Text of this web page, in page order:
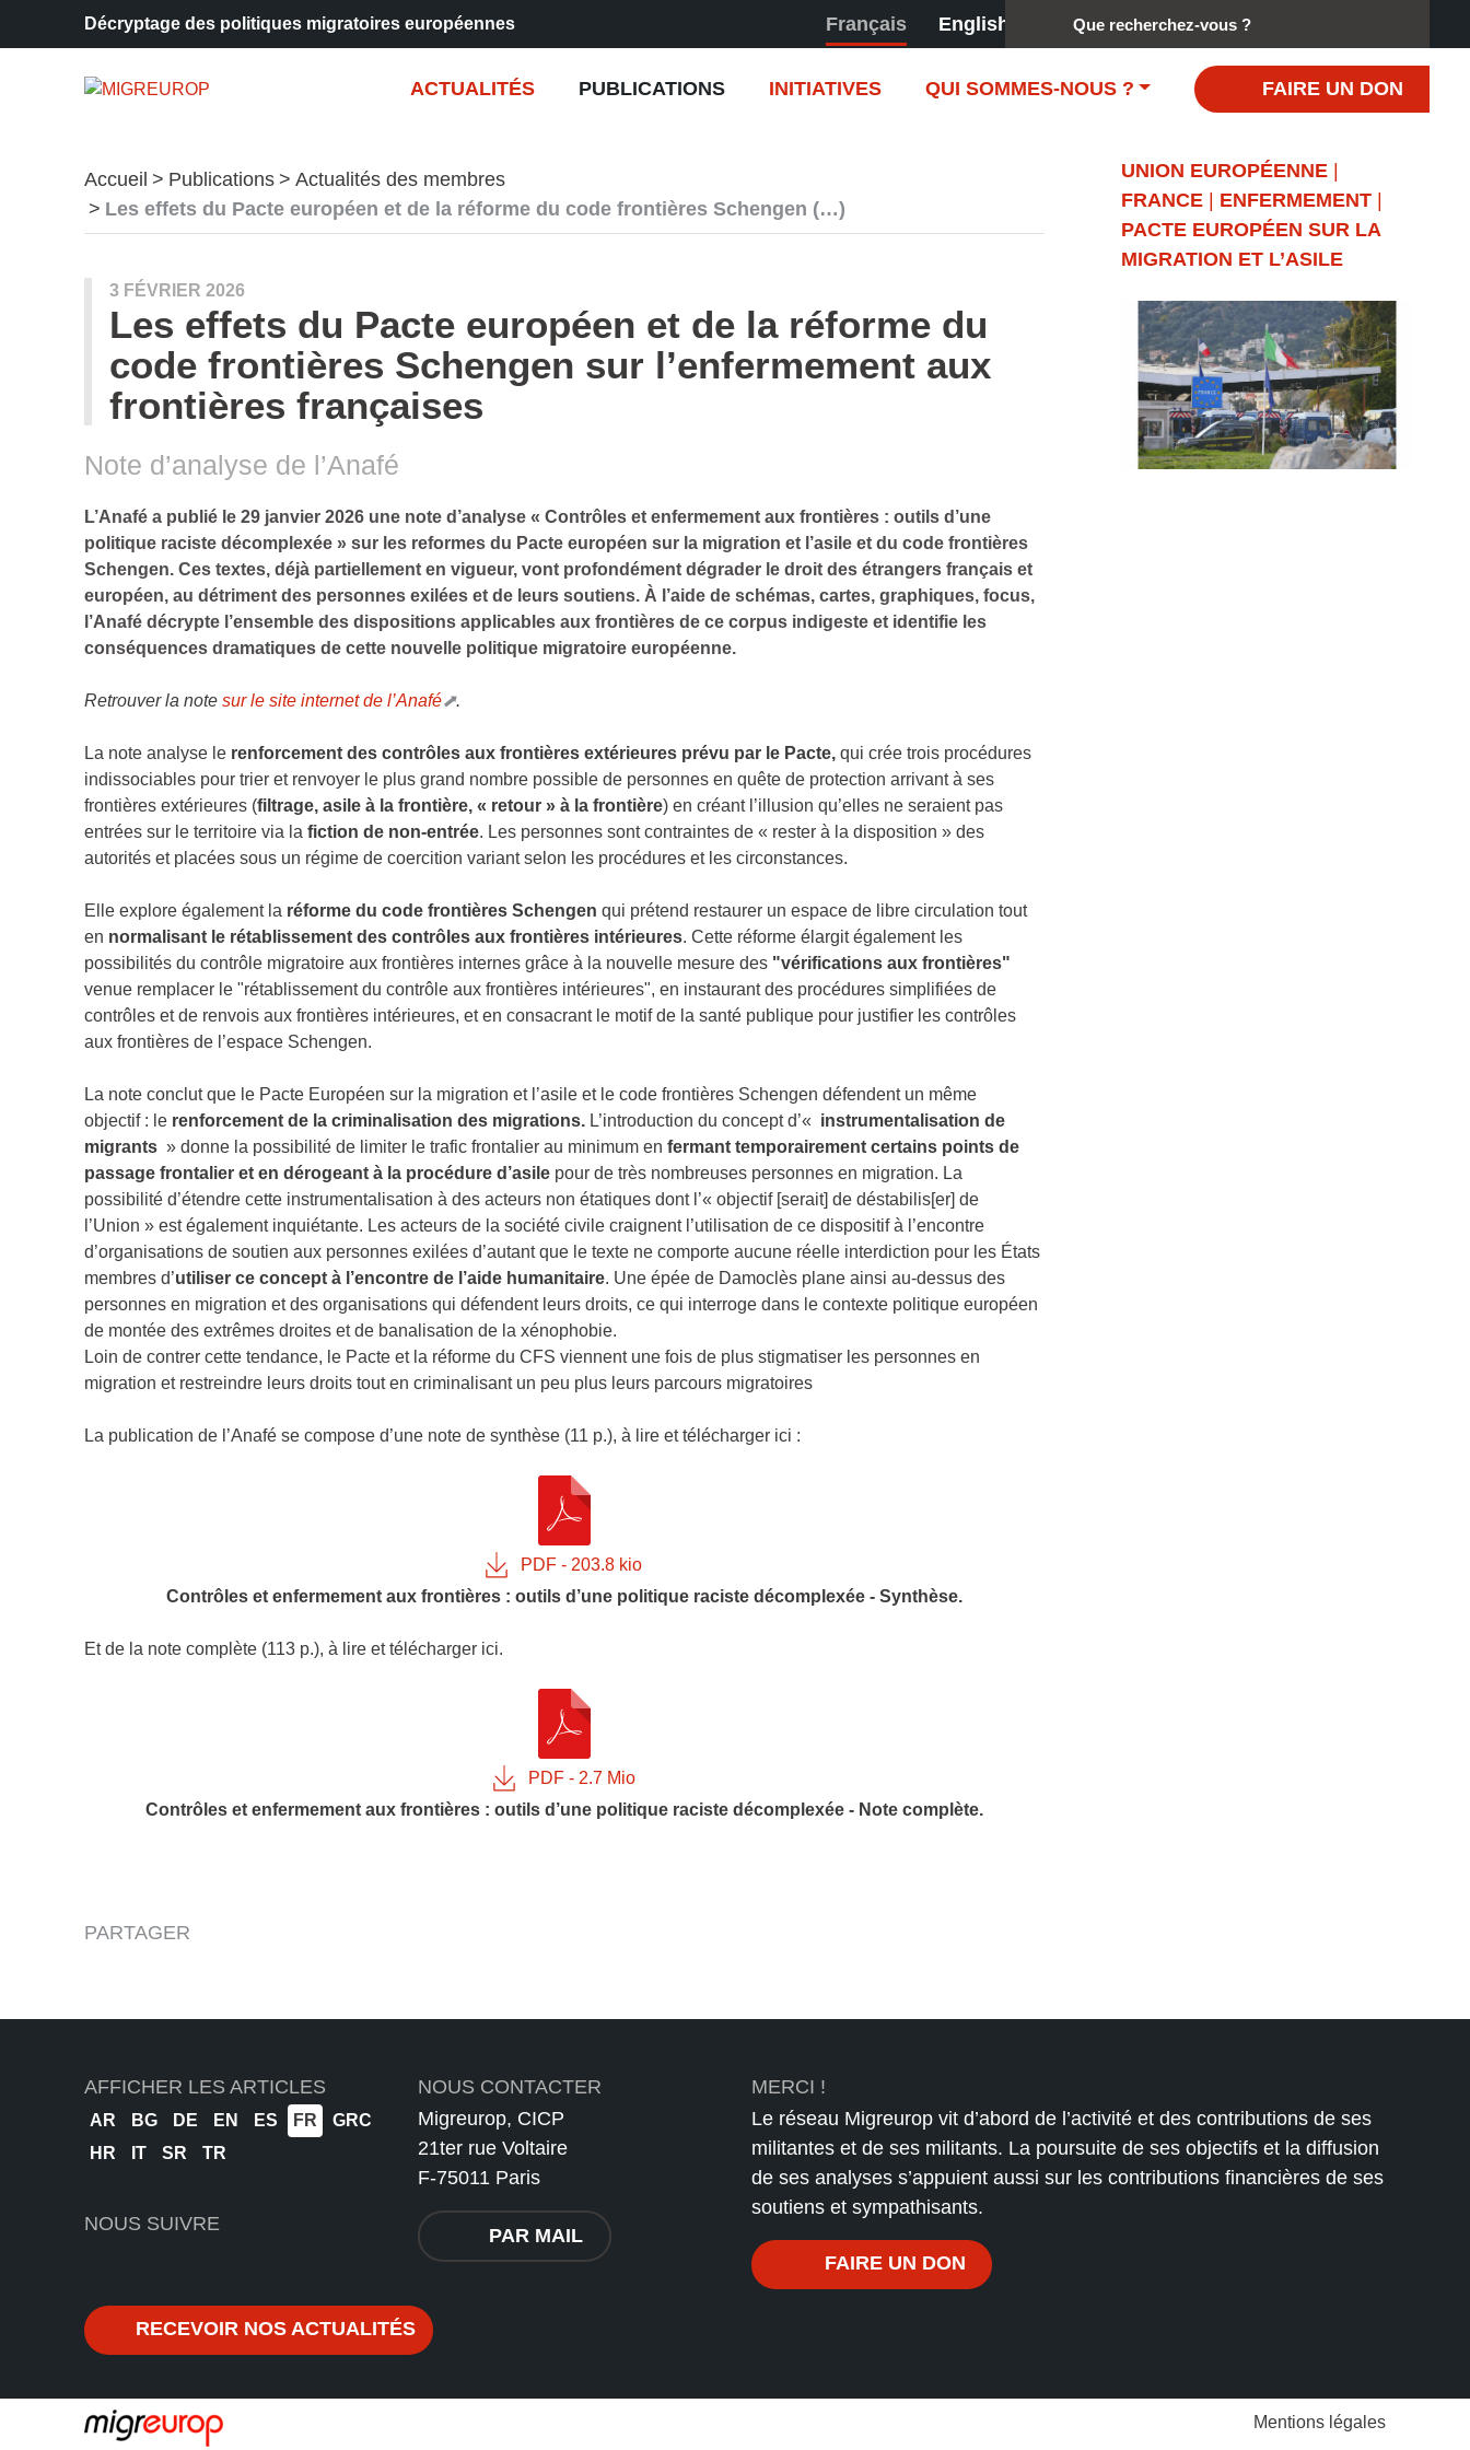
Français English
Décryptage des politiques migratoires européennes
ACTUALITÉS PUBLICATIONS INITIATIVES QUI SOMMES-NOUS ? FAIRE UN DON
Rechercher :
Accueil Publications
Actualités des membres
Les effets du Pacte européen et de la réforme du code frontières Schengen (…)
3 FÉVRIER 2026
Les effets du Pacte européen et de la réforme du
code frontières Schengen sur l’enfermement aux
frontières françaises
Note d’analyse de l’Anafé
L’Anafé a publié le 29 janvier 2026 une note d’analyse « Contrôles et enfermement aux frontières : outils d’une
politique raciste décomplexée » sur les reformes du Pacte européen sur la migration et l’asile et du code frontières
Schengen. Ces textes, déjà partiellement en vigueur, vont profondément dégrader le droit des étrangers français et
européen, au détriment des personnes exilées et de leurs soutiens. À l’aide de schémas, cartes, graphiques, focus,
l’Anafé décrypte l’ensemble des dispositions applicables aux frontières de ce corpus indigeste et identifie les
conséquences dramatiques de cette nouvelle politique migratoire européenne.
Retrouver la note sur le site internet de l’Anafé .
La note analyse le renforcement des contrôles aux frontières extérieures prévu par le Pacte, qui crée trois procédures
indissociables pour trier et renvoyer le plus grand nombre possible de personnes en quête de protection arrivant à ses
frontières extérieures (filtrage, asile à la frontière, « retour » à la frontière) en créant l’illusion qu’elles ne seraient pas
entrées sur le territoire via la fiction de non-entrée. Les personnes sont contraintes de « rester à la disposition » des
autorités et placées sous un régime de coercition variant selon les procédures et les circonstances.
Elle explore également la réforme du code frontières Schengen qui prétend restaurer un espace de libre circulation tout
en normalisant le rétablissement des contrôles aux frontières intérieures. Cette réforme élargit également les
possibilités du contrôle migratoire aux frontières internes grâce à la nouvelle mesure des "vérifications aux frontières"
venue remplacer le "rétablissement du contrôle aux frontières intérieures", en instaurant des procédures simplifiées de
contrôles et de renvois aux frontières intérieures, et en consacrant le motif de la santé publique pour justifier les contrôles
aux frontières de l’espace Schengen.
La note conclut que le Pacte Européen sur la migration et l’asile et le code frontières Schengen défendent un même
objectif : le renforcement de la criminalisation des migrations. L’introduction du concept d’« instrumentalisation de
migrants » donne la possibilité de limiter le trafic frontalier au minimum en fermant temporairement certains points de
passage frontalier et en dérogeant à la procédure d’asile pour de très nombreuses personnes en migration. La
possibilité d’étendre cette instrumentalisation à des acteurs non étatiques dont l’« objectif [serait] de déstabilis[er] de
l’Union » est également inquiétante. Les acteurs de la société civile craignent l’utilisation de ce dispositif à l’encontre
d’organisations de soutien aux personnes exilées d’autant que le texte ne comporte aucune réelle interdiction pour les États
membres d’utiliser ce concept à l’encontre de l’aide humanitaire. Une épée de Damoclès plane ainsi au-dessus des
personnes en migration et des organisations qui défendent leurs droits, ce qui interroge dans le contexte politique européen
de montée des extrêmes droites et de banalisation de la xénophobie.
Loin de contrer cette tendance, le Pacte et la réforme du CFS viennent une fois de plus stigmatiser les personnes en
migration et restreindre leurs droits tout en criminalisant un peu plus leurs parcours migratoires
La publication de l’Anafé se compose d’une note de synthèse (11 p.), à lire et télécharger ici :
Contrôles et enfermement aux frontières : outils d’une politique raciste décomplexée - Synthèse.
Et de la note complète (113 p.), à lire et télécharger ici.
Contrôles et enfermement aux frontières : outils d’une politique raciste décomplexée - Note complète.
PARTAGER
UNION EUROPÉENNE
FRANCE
ENFERMEMENT
PACTE EUROPÉEN SUR LA
MIGRATION ET L’ASILE
AFFICHER LES ARTICLES
AR BG DE EN ES FR
GRC
HR
IT SR TR
NOUS CONTACTER
Migreurop, CICP
21ter rue Voltaire
F-75011 Paris
PAR MAIL
MERCI !
Le réseau Migreurop vit d’abord de l’activité et des contributions de ses
militantes et de ses militants. La poursuite de ses objectifs et la diffusion
de ses analyses s’appuient aussi sur les contributions financières de ses
soutiens et sympathisants.
FAIRE UN DON
NOUS SUIVRE
RECEVOIR NOS ACTUALITÉS
Mentions légales